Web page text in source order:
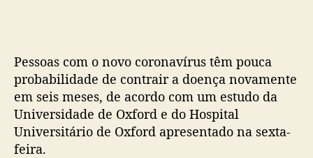
Pessoas com o novo coronavírus têm pouca
probabilidade de contrair a doença novamente
em seis meses, de acordo com um estudo da
Universidade de Oxford e do Hospital
Universitário de Oxford apresentado na sexta-
feira.